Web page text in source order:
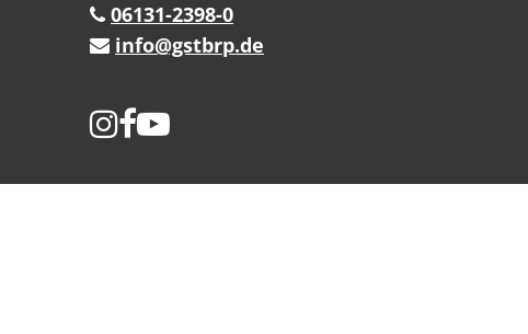
06131-2398-0
info@gstbrp.de